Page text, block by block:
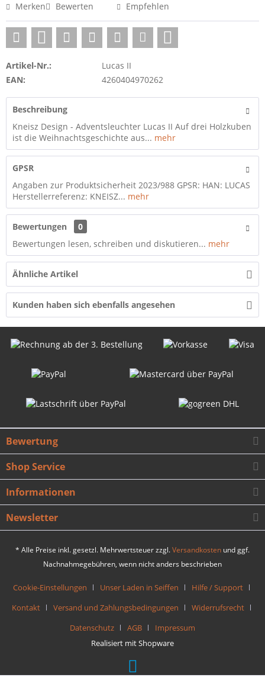
Merken Bewerten Empfehlen
Artikel-Nr.:
Lucas II
EAN:
4260404970262
Beschreibung
Kneisz Design - Adventsleuchter Lucas II Auf drei Holzkuben
ist die Weihnachtsgeschichte aus... mehr
GPSR
Angaben zur Produktsicherheit 2023/988 GPSR: HAN: LUCAS
Herstellerreferenz: KNEISZ... mehr
Bewertungen
0
Bewertungen lesen, schreiben und diskutieren... mehr
Ähnliche Artikel
Kunden haben sich ebenfalls angesehen
Bewertung
Shop Service
Informationen
Newsletter
* Alle Preise inkl. gesetzl. Mehrwertsteuer zzgl.Versandkosten und ggf.
Nachnahmegebühren, wenn nicht anders beschrieben
Cookie-Einstellungen Unser Laden in Seiffen
Hilfe / Support
Kontakt
Versand und Zahlungsbedingungen
Widerrufsrecht
Datenschutz
AGB
Impressum
Realisiert mit Shopware